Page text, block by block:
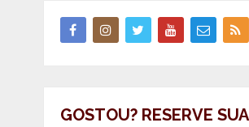
GOSTOU? RESERVE SUA